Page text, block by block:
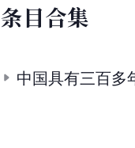
条目合集
中国具有三百多